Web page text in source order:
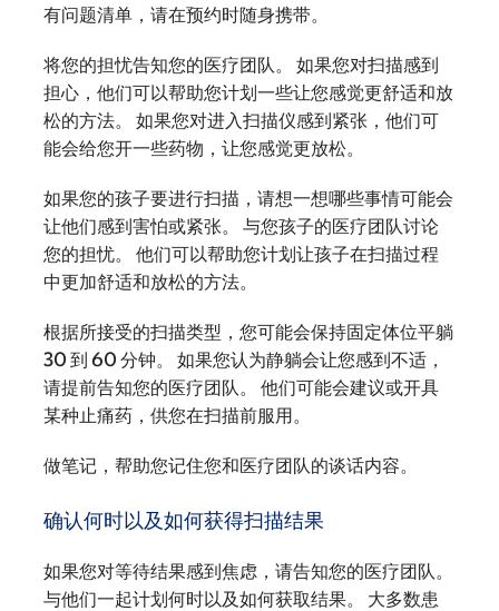
有问题清单，请在预约时随身携带。
将您的担忧告知您的医疗团队。 如果您对扫描感到
担心，他们可以帮助您计划一些让您感觉更舒适和放
松的方法。 如果您对进入扫描仪感到紧张，他们可
能会给您开一些药物，让您感觉更放松。
如果您的孩子要进行扫描，请想一想哪些事情可能会
让他们感到害怕或紧张。 与您孩子的医疗团队讨论
您的担忧。 他们可以帮助您计划让孩子在扫描过程
中更加舒适和放松的方法。
根据所接受的扫描类型，您可能会保持固定体位平躺
30 到 60 分钟。 如果您认为静躺会让您感到不适，
请提前告知您的医疗团队。 他们可能会建议或开具
某种止痛药，供您在扫描前服用。
做笔记，帮助您记住您和医疗团队的谈话内容。
确认何时以及如何获得扫描结果
如果您对等待结果感到焦虑，请告知您的医疗团队。
与他们一起计划何时以及如何获取结果。 大多数患